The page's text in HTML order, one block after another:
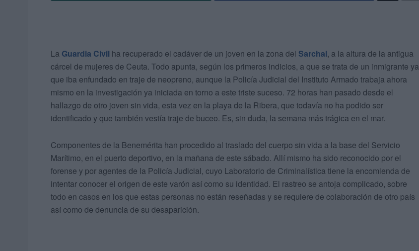
La Guardia Civil ha recuperado el cadáver de un joven en la zona del Sarchal, a la altura de la antigua
cárcel de mujeres de Ceuta. Todo apunta, según los primeros indicios, a que se trata de un inmigrante ya
que iba enfundado en traje de neopreno, aunque la Policía Judicial del Instituto Armado trabaja ahora
mismo en la investigación ya iniciada en torno a este triste suceso. 72 horas han pasado desde el
hallazgo de otro joven sin vida, esta vez en la playa de la Ribera, que todavía no ha podido ser
identificado y que también vestía traje de buceo. Es, sin duda, la semana más trágica en el mar.
Componentes de la Benemérita han procedido al traslado del cuerpo sin vida a la base del Servicio
Marítimo, en el puerto deportivo, en la mañana de este sábado. Allí mismo ha sido reconocido por el
forense y por agentes de la Policía Judicial, cuyo Laboratorio de Criminalística tiene la encomienda de
intentar conocer el origen de este varón así como su identidad. El rastreo se antoja complicado, sobre
todo en casos en los que estas personas no están reseñadas y se requiere de colaboración de otro país
así como de denuncia de su desaparición.